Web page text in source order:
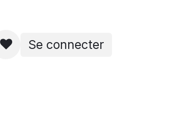
Se connecter